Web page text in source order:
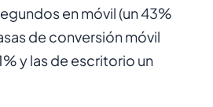
en móvil (un 43%
de conversión móvil
y las de escritorio un